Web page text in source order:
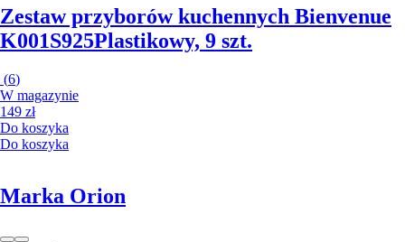
Zestaw przyborów kuchennych Bienvenue
K001S925Plastikowy, 9 szt.
(6)
W magazynie
149 zł
Do koszyka
Do koszyka
Marka Orion